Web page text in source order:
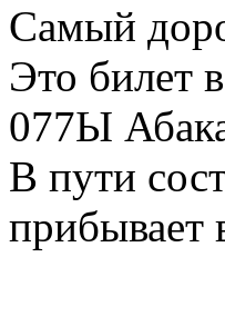
Самый
Это билет
077Ы
В пути
прибывает